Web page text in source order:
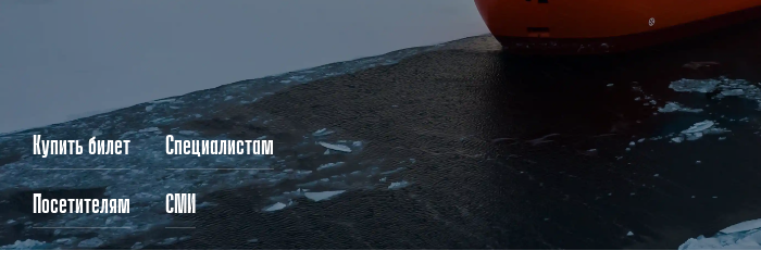
Купить билет
Специалистам
Посетителям
СМИ